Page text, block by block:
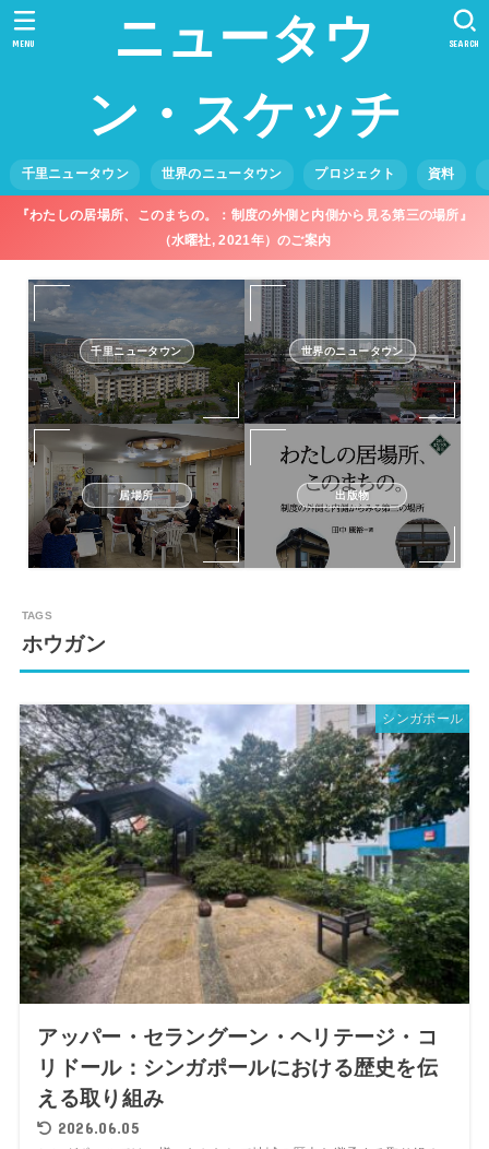
ニュータウ
ン・スケッチ
千里ニュータウン 世界のニュータウン プロジェクト 資料
SEARCH
MENU
『わたしの居場所、このまちの。：制度の外側と内側から見る第三の場所』
（水曜社, 2021年）のご案内
千里ニュータウン 世界のニュータウン
居場所 出版物
ホウガン
シンガポール
アッパー・セラングーン・ヘリテージ・コ
リドール：シンガポールにおける歴史を伝
える取り組み
2026.06.05